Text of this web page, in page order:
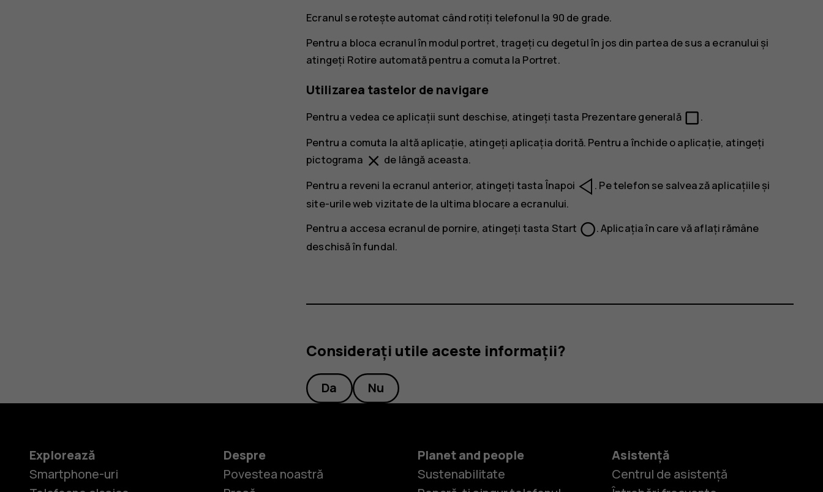
Ecranul se rotește automat când rotiți telefonul la 90 de grade.
Pentru a bloca ecranul în modul portret, trageți cu degetul în jos din partea de sus a ecranului și
atingeți Rotire automatăpentru a comuta la Portret.
Utilizarea tastelor de navigare
Pentru a vedea ce aplicații sunt deschise, atingeți tasta Prezentare generală check_box_outline_blank.
Pentru a comuta la altă aplicație, atingeți aplicația dorită. Pentru a închide o aplicație, atingeți
pictograma close de lângă aceasta.
Pentru a reveni la ecranul anterior, atingeți tasta Înapoi
. Pe telefon se salvează aplicațiile și
site-urile web vizitate de la ultima blocare a ecranului.
Pentru a accesa ecranul de pornire, atingeți tasta Start panorama_fish_eye. Aplicația în care vă aflați rămâne
deschisă în fundal.
Considerați utile aceste informații?
Da Nu
Explorează
Smartphone-uri
Despre
Povestea noastră
Planet and people
Sustenabilitate
Asistență
Centrul de asistență